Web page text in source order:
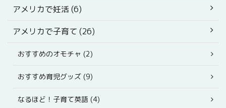
アメリカで妊活 (6)
アメリカで子育て (26)
おすすめのオモチャ (2)
おすすめ育児グッズ (9)
なるほど！子育て英語 (4)